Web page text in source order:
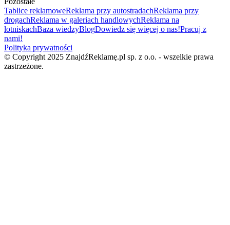
Tablice reklamoweReklama przy autostradachReklama przy
drogachReklama w galeriach handlowychReklama na
lotniskachBaza wiedzyBlogDowiedz się więcej o nas!Pracuj z
nami!
Polityka prywatności
© Copyright 2025 ZnajdźReklamę.pl sp. z o.o. - wszelkie prawa
zastrzeżone.